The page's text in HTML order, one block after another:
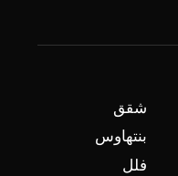
شقق
بنتهاوس
فلل